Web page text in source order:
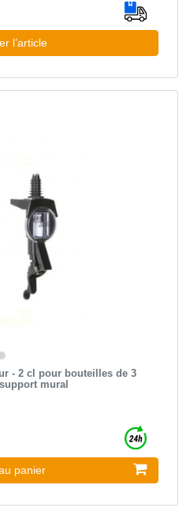
l’article
- 2 cl pour bouteilles de 3
mural
panier